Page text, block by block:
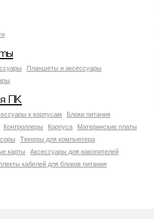
Планшеты и аксессуары
ПК
к корпусам
Блоки питания
Контроллеры Корпуса
Материнские платы
Тюнеры для компьютера
карты
Аксессуары для накопителей
кабелей для блоков питания